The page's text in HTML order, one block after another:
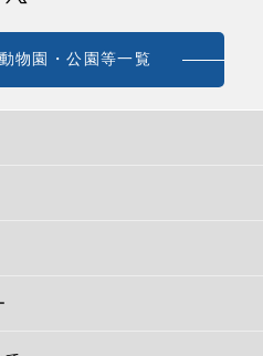
物園・公園等一覧